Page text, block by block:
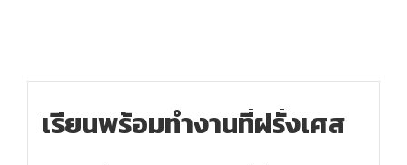
เรียนพร้อมทำงานที่ฝรั่งเศส